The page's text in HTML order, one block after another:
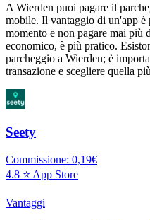
A Wierden puoi pagare il
mobile. Il vantaggio di un'app è
momento e non pagare mai più
economico, è più pratico.
parcheggio a Wierden; è
transazione e scegliere quella
Seety
Commissione: 0,19€
4.8 ⭐ App Store
Vantaggi